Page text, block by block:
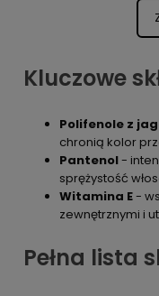
Kluczowe
Polifenole z
chronią kolor
Pantenol-
sprężystość
Witamina E-
zewnętrznymi i
Pełna lista